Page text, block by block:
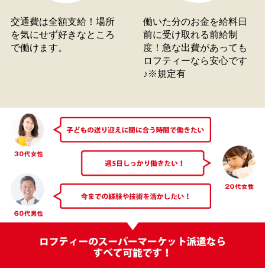
交通費は全額支給！場所
を気にせず好きなところ
で働けます。
働いた分のお金を給料日
前に受け取れる前給制
度！急な出費があっても
ロフティーなら安心です
♪※規定有